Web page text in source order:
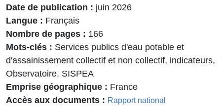
Date de publication
juin 2026
Langue
Français
Nombre de pages
166
Mots-clés
Services publics d'eau potable et
d'assainissement collectif et non collectif, indicateurs,
Observatoire, SISPEA
Emprise géographique
France
Accès aux documents
Rapport national